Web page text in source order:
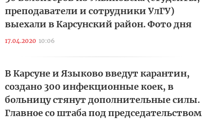
преподаватели и сотрудники УлГУ)
выехали в Карсунский район. Фото дня
17.04.2020 10:06
В Карсуне и Языково введут карантин,
создано 300 инфекционные коек, в
больницу стянут дополнительные силы.
Главное со штаба под председательством